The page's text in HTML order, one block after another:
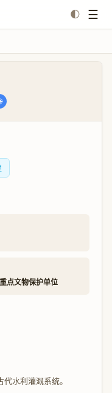
🌓 ☰
点文物保护单位
水利灌溉系统。